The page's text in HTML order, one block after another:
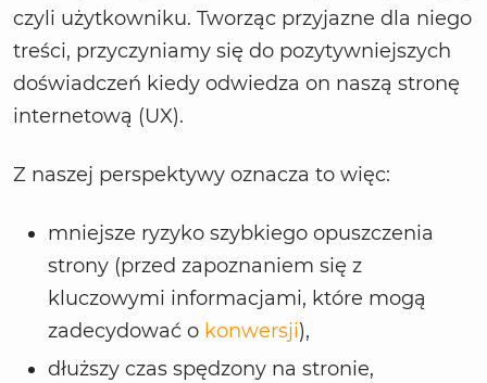
czyli użytkowniku. Tworząc przyjazne dla niego
treści, przyczyniamy się do pozytywniejszych
doświadczeń kiedy odwiedza on naszą stronę
internetową (UX).
Z naszej perspektywy oznacza to więc:
mniejsze ryzyko szybkiego opuszczenia
strony (przed zapoznaniem się z
kluczowymi informacjami, które mogą
zadecydować o konwersji),
dłuższy czas spędzony na stronie,